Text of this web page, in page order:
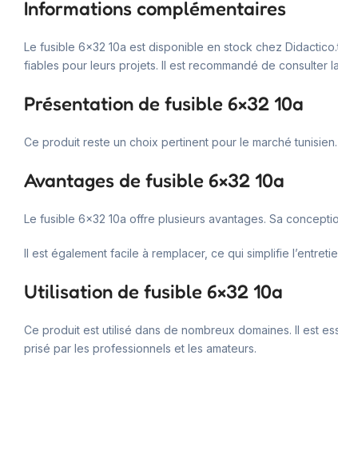
Informations complémentaires
Le fusible 6×32 10a est disponible en stock chez
fiables pour leurs projets. Il est recommandé de consulter
Présentation de fusible 6×32 10a
Ce produit reste un choix pertinent pour le marché
Avantages de fusible 6×32 10a
Le fusible 6×32 10a offre plusieurs avantages. Sa
Il est également facile à remplacer, ce qui simplifie
Utilisation de fusible 6×32 10a
Ce produit est utilisé dans de nombreux domaines. Il est
prisé par les professionnels et les amateurs.